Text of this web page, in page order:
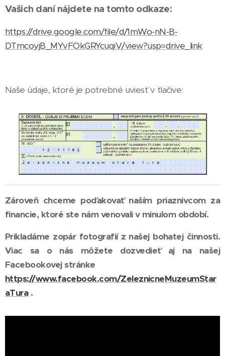
Vašich daní nájdete na tomto odkaze:
https://drive.google.com/file/d/1mWo-nN-B-
DTmcoyjB_MYvFOkGRYcuqiV/view?usp=drive_link
Naše údaje, ktoré je potrebné uviesť v tlačive:
Zároveň chceme poďakovať naším priaznivcom za
financie, ktoré ste nám venovali v minulom období.
Prikladáme zopár fotografií z našej bohatej činnosti.
Viac sa o nás môžete dozvedieť aj na našej
Facebookovej stránke
https://www.facebook.com/ZeleznicneMuzeumStar
aTura.